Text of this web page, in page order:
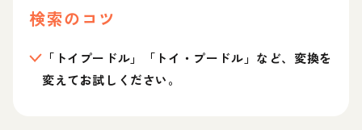
検索のコツ
「トイプードル」「トイ・プードル」など、変換を
変えてお試しください。